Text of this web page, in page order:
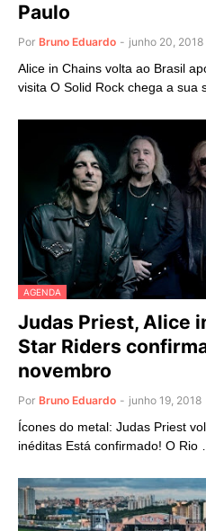
Paulo
Por Bruno Eduardo - junho 20, 2018
Alice in Chains volta ao Brasil
visita O Solid Rock chega a sua
AGENDA
Judas Priest, Alice
Star Riders
novembro
Por Bruno Eduardo - junho 19, 2018
Ícones do metal: Judas Priest
inéditas Está confirmado! O Rio …